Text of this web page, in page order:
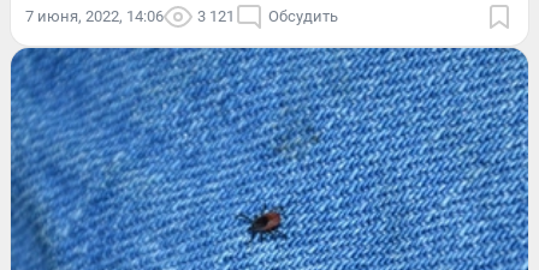
7 июня, 2022, 14:06 3 121 Обсудить